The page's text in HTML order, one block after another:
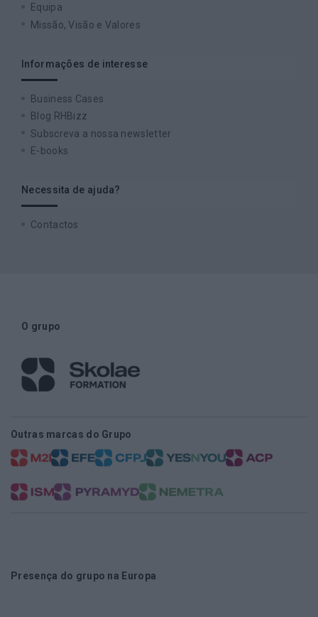
Equipa
Missão, Visão e Valores
Informações de interesse
Business Cases
Blog RHBizz
Subscreva a nossa newsletter
E-books
Necessita de ajuda?
Contactos
O grupo
Outras marcas do Grupo
Presença do grupo na Europa